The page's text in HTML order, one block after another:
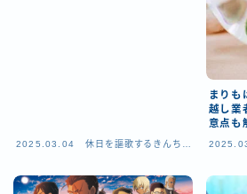
2025.03.04
休日を謳歌するきんちゃ
まりも
越し業
意点も